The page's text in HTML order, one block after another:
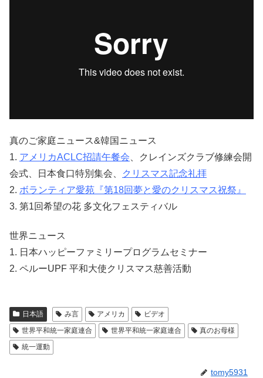
真のご家庭ニュース&韓国ニュース
1. アメリカACLC招請午餐会 、クレインズクラブ修練会開
会式、日本食口特別集会、
クリスマス記念礼拝
2. ボランティア愛苑『第18回夢と愛のクリスマス祝祭』
3. 第1回希望の花 多文化フェスティバル
世界ニュース
1. 日本ハッピーファミリープログラムセミナー
2. ペルーUPF 平和大使クリスマス慈善活動
日本語 み言 アメリカ
ビデオ
世界平和統一家庭連合
世界平和統一家庭連合
真のお母様
統一運動
tomy5931